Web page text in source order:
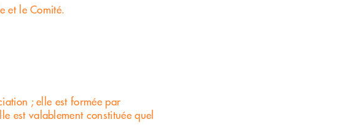
et le Comité.
; elle est formée par
est valablement constituée quel